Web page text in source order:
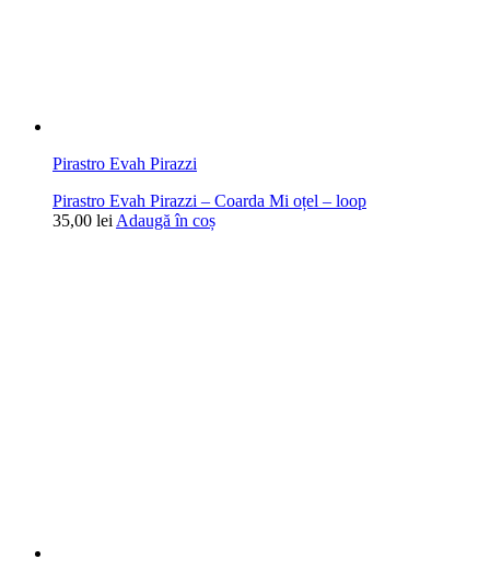
Pirastro Evah Pirazzi
Pirastro Evah Pirazzi – Coarda Mi oțel – loop
35,00 lei Adaugă în coș